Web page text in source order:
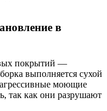
в
покрытий —
выполняется сухой
моющие
так как они разрушают